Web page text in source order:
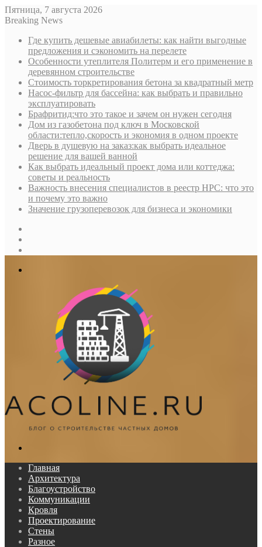
Пятница, 7 августа 2026
Breaking News
Где купить дешевые авиабилеты: как найти выгодные
предложения и сэкономить на перелете
Особенности утеплителя Политерм и его применение в
деревянном строительстве
Стоимость торкретирования бетона за квадратный метр
Насос-фильтр для бассейна: как выбрать и правильно
эксплуатировать
Брафритид:что это такое и зачем он нужен сегодня
Дом из газобетона под ключ в Московской
области:тепло,скорость и экономия в одном проекте
Дверь в душевую на заказ:как выбрать идеальное
решение для вашей ванной
Как выбрать идеальный проект дома или коттеджа:
советы и реальность
Важность внесения специалистов в реестр НРС: что это
и почему это важно
Значение грузоперевозок для бизнеса и экономики
Главная
Архитектура
Благоустройство
Коммуникации
Кровля
Проектирование
Стены
Разное